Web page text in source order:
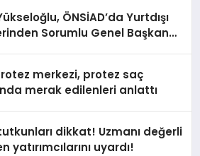
ÖNSİAD’da Yurtdışı
Sorumlu Genel Başkan
merkezi, protez saç
merak edilenleri anlattı
dikkat! Uzmanı değerli
yatırımcılarını uyardı!